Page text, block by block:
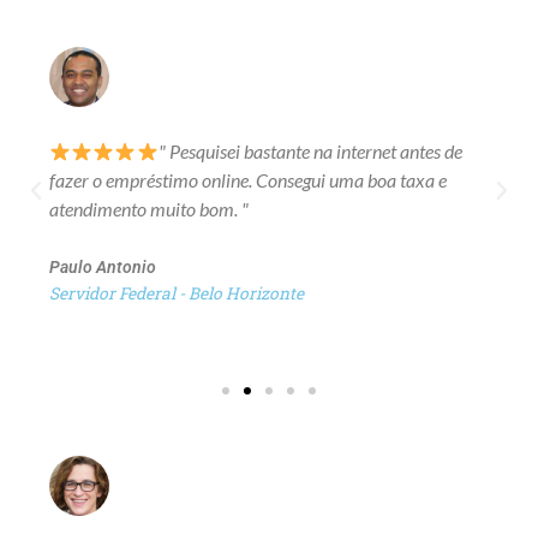
" Pesquisei bastante na internet antes de
fazer o empréstimo online. Consegui uma boa taxa e
atendimento muito bom. "
Paulo Antonio
Servidor Federal - Belo Horizonte